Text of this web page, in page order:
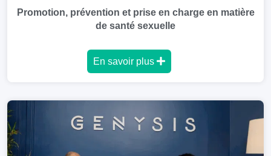
Promotion, prévention et prise en charge en matière
de santé sexuelle
En savoir plus